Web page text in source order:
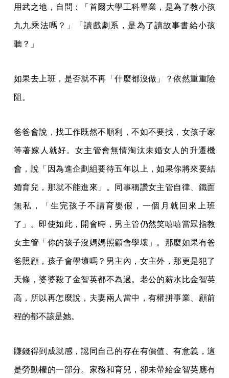
用武之地，自問：「首爾大學工科畢業，是為了教小孩
九九乘法嗎？」「讀戲劇系，是為了讀故事書給小孩
聽？」
如果去上班，是否就不再「什麼都沒做」？依然重重險
阻。
爸爸會說，找工作既然不順利，不如不要找，女孩子家
等著嫁人就好。女主管會無情淘汰未婚女人的升遷機
會，說「因為進企劃組要待五年以上，如果你將來要結
婚育兒，那就不能進來」。同事稱讚女主管自律、鐵面
無私，「生完孩子不請育嬰假，一個月就回來上班
了」。即使如此，開會時，男主管仍然笑嘻嘻當眾指教
女主管「你的孩子沒媽媽照顧會學壞」。那麼如果有爸
爸照顧，孩子會學壞嗎？男主內，女主外，那更是犯了
天條，婆婆殺了金智英都不為過。老公的薪水比金智英
高，所以再怎麼說，夫妻兩人當中，有權拼事業、顧前
程的都不該是她。
賺錢得到成就感，認同自己的存在有價值、有意義，這
是勞動權的一部分。家務和育兒，卻未帶給金智英應有